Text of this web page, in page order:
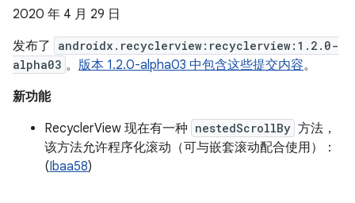
2020 年 4 月 29 日
发布了
androidx.recyclerview:recyclerview:1.2.0-
alpha03 。 版本 1.2.0-alpha03 中包含这些提交内容。
新功能
RecyclerView 现在有一种 nestedScrollBy 方法，
该方法允许程序化滚动（可与嵌套滚动配合使用）：
(Ibaa58)